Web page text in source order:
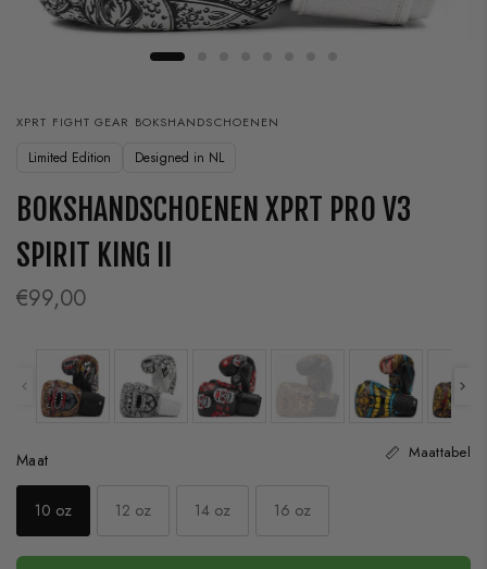
XPRT FIGHT GEAR BOKSHANDSCHOENEN
Limited Edition Designed in NL
BOKSHANDSCHOENEN XPRT PRO V3
SPIRIT KING II
€99,00
Maat
Maat Maattabel
10 oz 12 oz 14 oz 16 oz